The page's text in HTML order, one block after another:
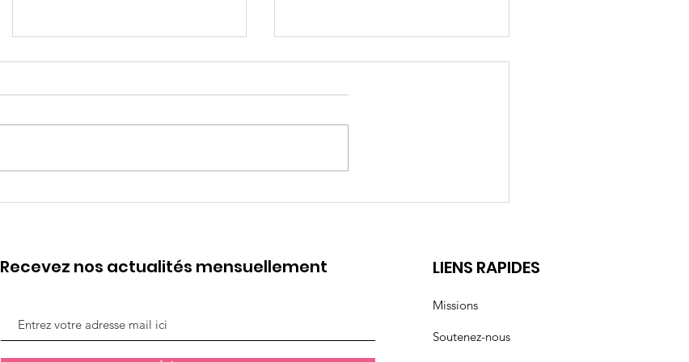
WEBINAIRE #1 Parler est
7 mars 2026: Droits des
Recevez nos actualités mensuellement LIENS RAPIDES
Missions
Soutenez-nous